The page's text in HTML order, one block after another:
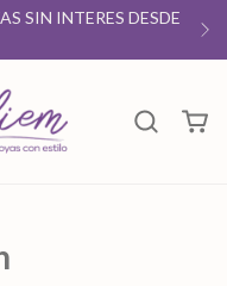
SIN INTERES DESDE